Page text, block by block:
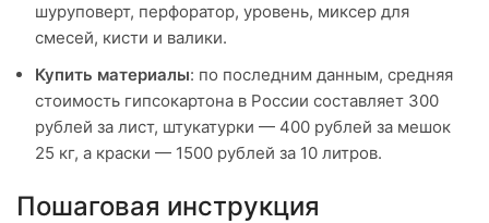
шуруповерт, перфоратор, уровень, миксер для
смесей, кисти и валики.
Купить материалы: по последним данным, средняя
стоимость гипсокартона в России составляет 300
рублей за лист, штукатурки — 400 рублей за мешок
25 кг, а краски — 1500 рублей за 10 литров.
Пошаговая инструкция